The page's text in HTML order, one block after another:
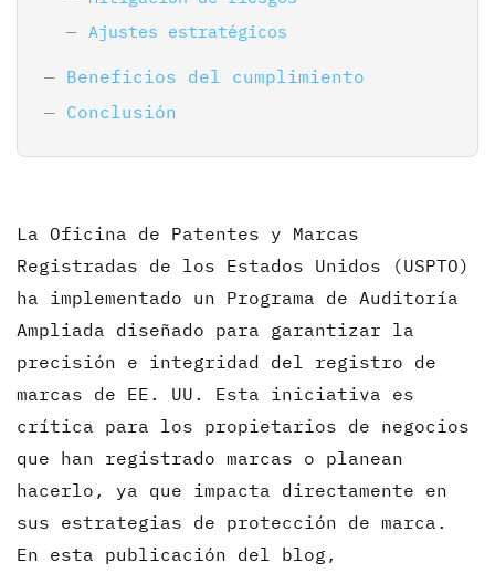
Ajustes estratégicos
Beneficios del cumplimiento
Conclusión
La Oficina de Patentes y Marcas
Registradas de los Estados Unidos (USPTO)
ha implementado un Programa de Auditoría
Ampliada diseñado para garantizar la
precisión e integridad del registro de
marcas de EE. UU. Esta iniciativa es
crítica para los propietarios de negocios
que han registrado marcas o planean
hacerlo, ya que impacta directamente en
sus estrategias de protección de marca.
En esta publicación del blog,